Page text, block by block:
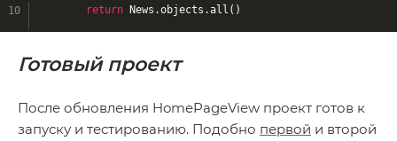
return News.objects.all()
Готовый проект
После обновления HomePageView проект готов к
запуску и тестированию. Подобно первой и второй